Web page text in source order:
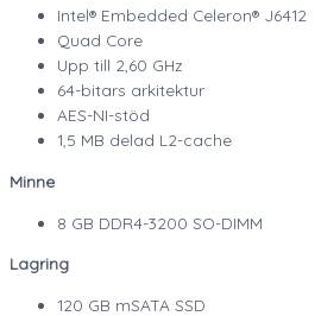
Intel® Embedded Celeron® J6412
Quad Core
Upp till 2,60 GHz
64-bitars arkitektur
AES-NI-stöd
1,5 MB delad L2-cache
Minne
8 GB DDR4-3200 SO-DIMM
Lagring
120 GB mSATA SSD